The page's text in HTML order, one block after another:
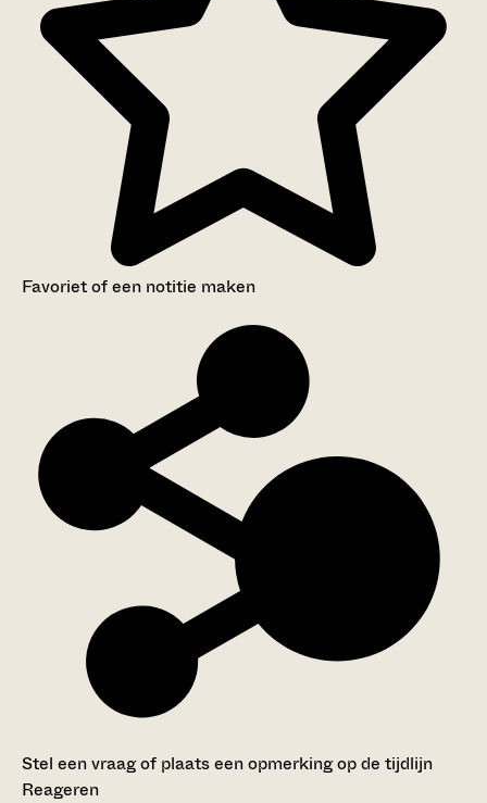
Favoriet of een notitie maken
Stel een vraag of plaats een opmerking op de tijdlijn
Reageren